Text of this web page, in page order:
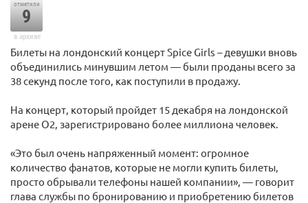
отметили
9
в архиве
Билеты на лондонский концерт Spice Girls – девушки вновь
объединились минувшим летом — были проданы всего за
38 секунд после того, как поступили в продажу.
На концерт, который пройдет 15 декабря на лондонской
арене O2, зарегистрировано более миллиона человек.
«Это был очень напряженный момент: огромное
количество фанатов, которые не могли купить билеты,
просто обрывали телефоны нашей компании», — говорит
глава службы по бронированию и приобретению билетов